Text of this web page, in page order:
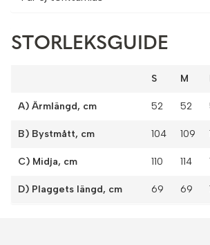
STORLEKSGUIDE
S M
A) Ärmlängd, cm 52 52
B) Bystmått, cm 104 109
C) Midja, cm 110 114
D) Plaggets längd, cm 69 69